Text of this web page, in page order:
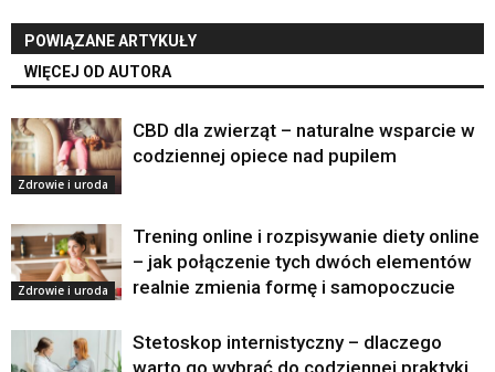
POWIĄZANE ARTYKUŁY
WIĘCEJ OD AUTORA
Zdrowie i uroda
CBD dla zwierząt – naturalne wsparcie w
codziennej opiece nad pupilem
Zdrowie i uroda
Trening online i rozpisywanie diety online
– jak połączenie tych dwóch elementów
realnie zmienia formę i samopoczucie
Stetoskop internistyczny – dlaczego
warto go wybrać do codziennej praktyki